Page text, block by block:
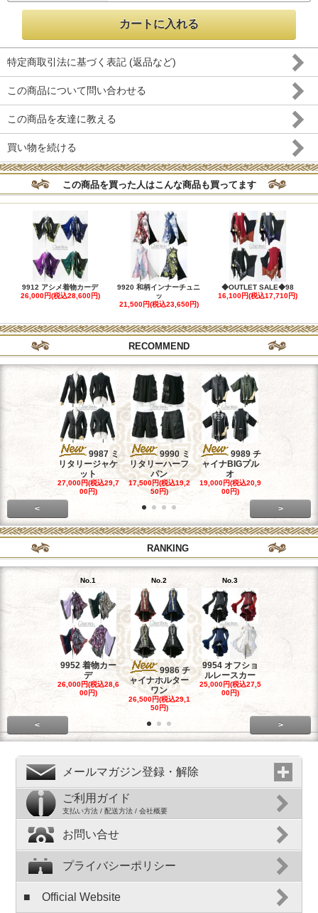
特定商取引法に基づく表記 (返品など)
この商品について問い合わせる
この商品を友達に教える
買い物を続ける
この商品を買った人はこんな商品も買ってます
9912 アシメ着物カーデ
26,000円(税込28,600円)
9920 和柄インナーチュニ
ッ
21,500円(税込23,650円)
◆OUTLET SALE◆98
16,100円(税込17,710円)
RECOMMEND
9987 ミ
リタリージャケ
ット
27,000円(税込29,7
00円)
9990 ミ
リタリーハーフ
パン
17,500円(税込19,2
50円)
9989 チ
ャイナBIGプル
オ
19,000円(税込20,9
00円)
< >
RANKING
No.1
9952 着物カー
デ
26,000円(税込28,6
00円)
No.2
9986 チ
ャイナホルター
ワン
26,500円(税込29,1
50円)
No.3
9954 オフショ
ルレースカー
25,000円(税込27,5
00円)
< >
メールマガジン登録・解除
ご利用ガイド
支払い方法 / 配送方法 / 会社概要
お問い合せ
プライバシーポリシー
■ Official Website